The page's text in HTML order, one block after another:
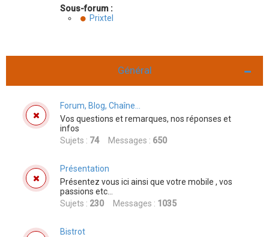
Sous-forum :
Prixtel
Général
Forum, Blog, Chaîne...
Vos questions et remarques, nos réponses et
infos
Sujets : 74Messages : 650
Présentation
Présentez vous ici ainsi que votre mobile , vos
passions etc...
Sujets : 230 Messages : 1035
Bistrot